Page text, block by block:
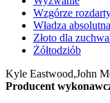
Wzgórze
Władza absolutna
Złoto dla
Żółtodziób
Kyle Eastwood,John
Producent